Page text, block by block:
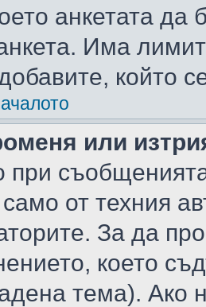
анкетата да
Има
който
или
от техния
За да
което
тема). Ако